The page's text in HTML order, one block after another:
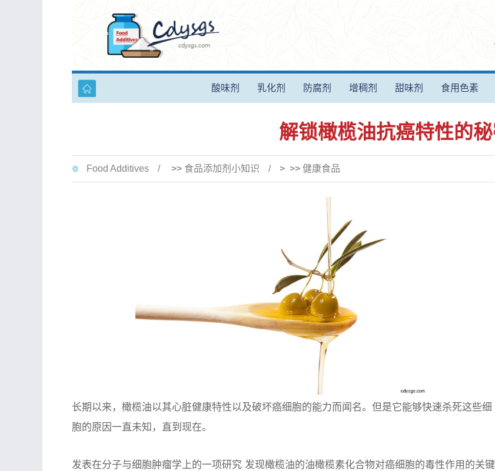
酸味剂 乳化剂 防腐剂 增稠剂 甜味剂 食用色素
解锁橄榄油抗癌特性的
Food Additives >> 食品添加剂小知识 > >> 健康食品
长期以来，橄榄油以其心脏健康特性以及破坏癌细胞的能力而闻名。但是它能够快速杀死这些细
胞的原因一直未知，直到现在。
发表在分子与细胞肿瘤学 上的一项研究 发现橄榄油的油橄榄素化合物对癌细胞的毒性作用的关键